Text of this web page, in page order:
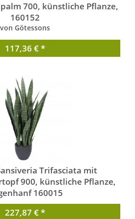
palm 700, künstliche Pflanze,
160152
von Götessons
117,36 € *
Trifasciata mit
900, künstliche Pflanze,
160015
von Götessons
227,87 € *